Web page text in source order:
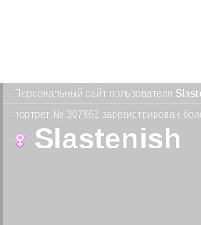
Персональный сайт пользователя
портрет № 307862 зарегистрирован
Slastenish